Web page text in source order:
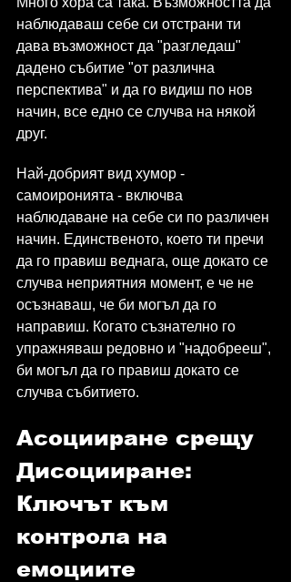
наблюдаваш себе си отстрани ти
дава възможност да "разгледаш"
дадено събитие "от различна
перспектива" и да го видиш по нов
начин, все едно се случва на някой
друг.
Най-добрият вид хумор -
самоиронията - включва
наблюдаване на себе си по различен
начин. Единственото, което ти пречи
да го правиш веднага, още докато се
случва неприятния момент, е че не
осъзнаваш, че би могъл да го
направиш. Когато съзнателно го
упражняваш редовно и "надобрееш",
би могъл да го правиш докато се
случва събитието.
Асоцииране срещу
Дисоцииране:
Ключът към
контрола на
емоциите